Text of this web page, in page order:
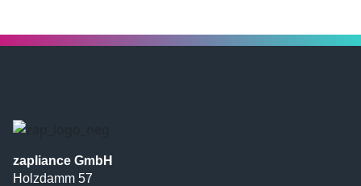
zapliance GmbH
Holzdamm 57